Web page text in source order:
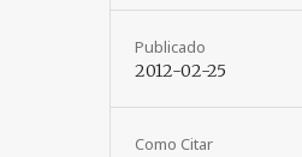
Publicado
2012-02-25
Como Citar